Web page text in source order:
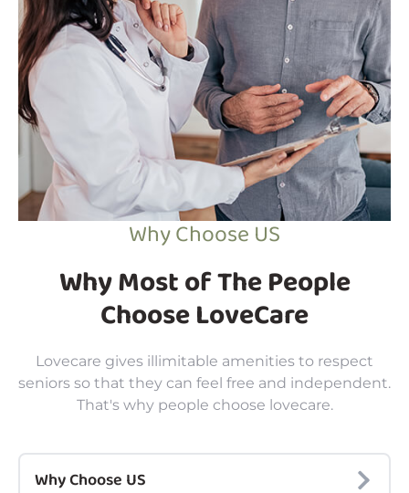
Why Choose US
Why Most of The People
Choose LoveCare
Lovecare gives illimitable amenities to respect
seniors so that they can feel free and independent.
That's why people choose lovecare.
Why Choose US